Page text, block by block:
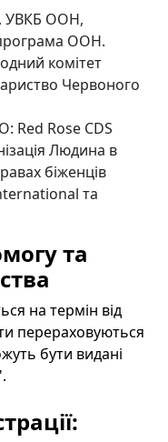
УВКБ ООН,
ООН.
комітет
Червоного
Red Rose CDS
Людина в
біженців
та
та
на термін від
перераховуються
бути видані